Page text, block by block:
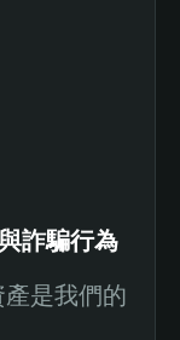
詐騙行為
是我們的